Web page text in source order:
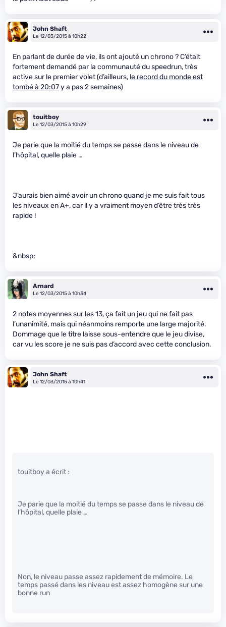
John Shaft
Le 12/03/2015 à 10h22
En parlant de durée de vie, ils ont ajouté un chrono ? C’était
fortement demandé par la communauté du speedrun, très
active sur le premier volet (d’ailleurs, le record du monde est
tombé à 20:07y a pas 2 semaines)
touitboy
Le 12/03/2015 à 10h29
Je parie que la moitié du temps se passe dans le niveau de
l’hôpital, quelle plaie …
J’aurais bien aimé avoir un chrono quand je me suis fait tous
les niveaux en A+, car il y a vraiment moyen d’être très très
rapide !
&nbsp;
Arnard
Le 12/03/2015 à 10h34
2 notes moyennes sur les 13, ça fait un jeu qui ne fait pas
l’unanimité, mais qui néanmoins remporte une large majorité.
Dommage que le titre laisse sous-entendre que le jeu divise,
car vu les score je ne suis pas d’accord avec cette conclusion.
John Shaft
Le 12/03/2015 à 10h41
touitboy a écrit :
Je parie que la moitié du temps se passe dans le niveau de
l’hôpital, quelle plaie …
Non, le niveau passe assez rapidement de mémoire. Le
temps passé dans les niveau est assez homogène sur une
bonne run